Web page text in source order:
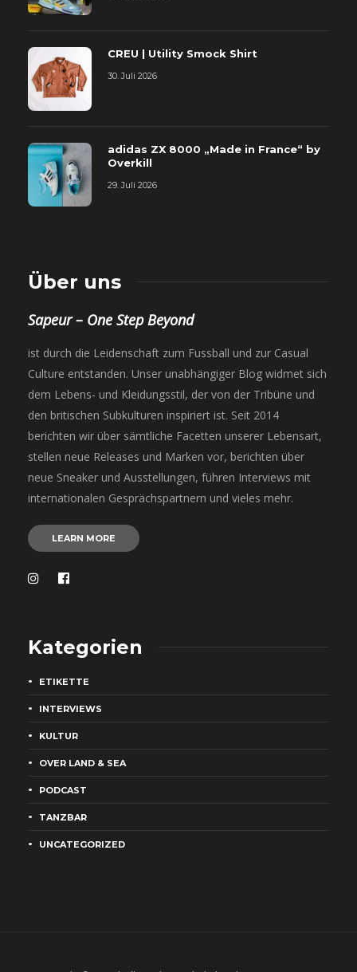
CREU | Utility Smock Shirt
30. Juli 2026
adidas ZX 8000 „Made in France“ by
Overkill
29. Juli 2026
Über uns
Sapeur – One Step Beyond
ist durch die Leidenschaft zum Fussball und zur Casual
Culture entstanden. Unser unabhängiger Blog widmet sich
dem Lebens- und Kleidungsstil, der von der Tribüne und
den britischen Subkulturen inspiriert ist. Seit 2014
berichten wir über sämtliche Facetten unserer Lebensart,
stellen neue Releases und Marken vor, berichten über
neue Sneaker und Ausstellungen, führen Interviews mit
internationalen Gesprächspartnern und vieles mehr.
LEARN MORE
Kategorien
ETIKETTE
INTERVIEWS
KULTUR
OVER LAND & SEA
PODCAST
TANZBAR
UNCATEGORIZED